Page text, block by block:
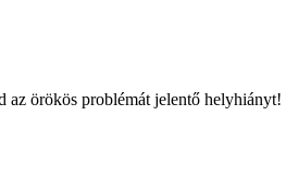
az örökös problémát jelentő helyhiányt!